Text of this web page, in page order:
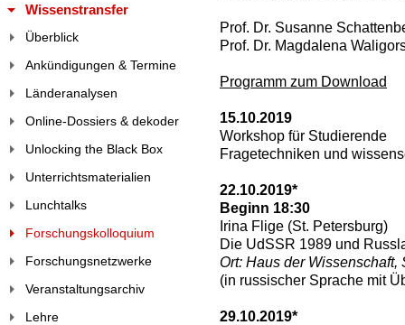
Prof. Dr. Susanne
Prof. Dr. Magdalena
Programm zum Download
15.10.2019
Workshop für Studierende
Fragetechniken und
22.10.2019*
Beginn 18:30
Irina Flige (St. Petersburg)
Die UdSSR 1989 und
Ort: Haus der
(in russischer Sprache mit
29.10.2019*
Wissenstransfer
Überblick
Ankündigungen & Termine
Länderanalysen
Online-Dossiers & dekoder
Unlocking the Black Box
Unterrichtsmaterialien
Lunchtalks
Forschungskolloquium
Forschungsnetzwerke
Veranstaltungsarchiv
Lehre